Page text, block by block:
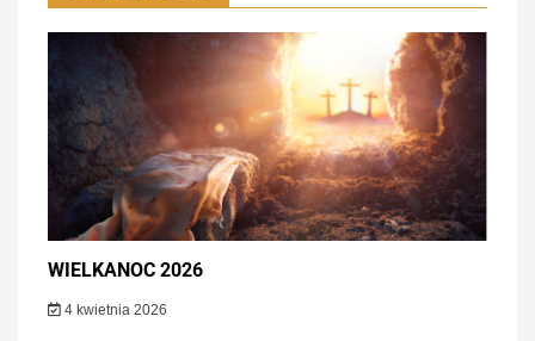
WIELKANOC 2026
4 kwietnia 2026